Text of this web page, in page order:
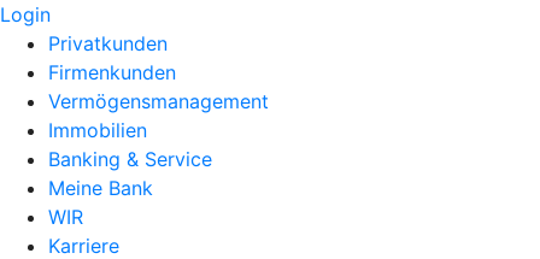
Login
Privatkunden
Firmenkunden
Vermögensmanagement
Immobilien
Banking & Service
Meine Bank
WIR
Karriere